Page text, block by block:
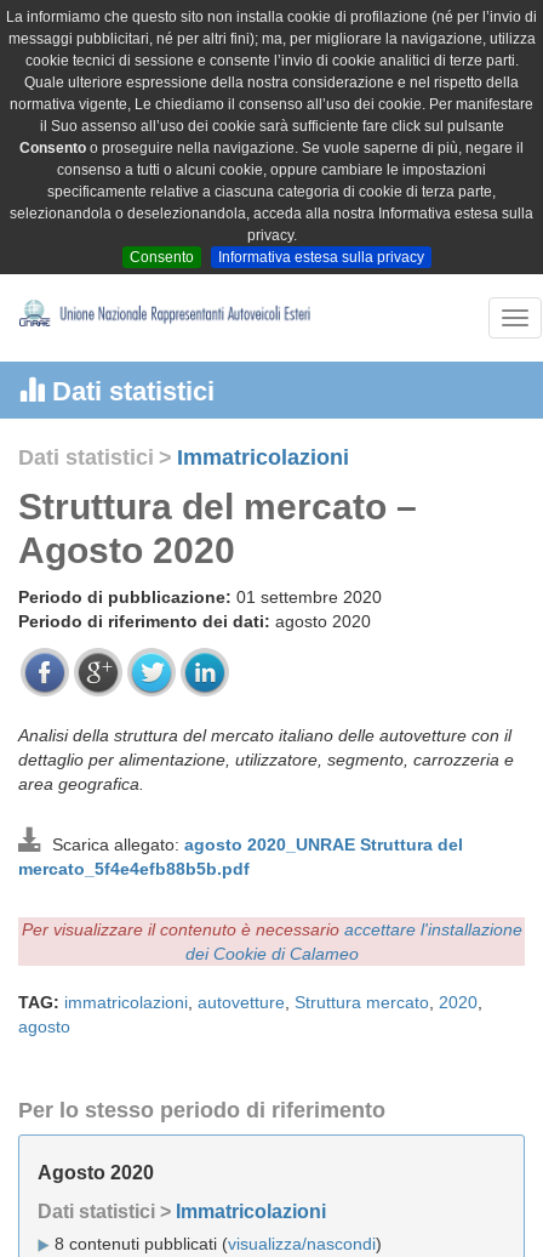
La informiamo che questo sito non installa cookie di profilazione (né per l’invio di
messaggi pubblicitari, né per altri fini); ma, per migliorare la navigazione, utilizza
cookie tecnici di sessione e consente l’invio di cookie analitici di terze parti.
Quale ulteriore espressione della nostra considerazione e nel rispetto della
normativa vigente, Le chiediamo il consenso all’uso dei cookie. Per manifestare
il Suo assenso all’uso dei cookie sarà sufficiente fare click sul pulsante
Consento o proseguire nella navigazione. Se vuole saperne di più, negare il
consenso a tutti o alcuni cookie, oppure cambiare le impostazioni
specificamente relative a ciascuna categoria di cookie di terza parte,
selezionandola o deselezionandola, acceda alla nostra Informativa estesa sulla
privacy.
Consento
Informativa estesa sulla privacy
Dati statistici
Dati statistici > Immatricolazioni
Struttura del mercato –
Agosto 2020
Periodo di pubblicazione: 01 settembre 2020
Periodo di riferimento dei dati: agosto 2020
Analisi della struttura del mercato italiano delle autovetture con il
dettaglio per alimentazione, utilizzatore, segmento, carrozzeria e
area geografica.
Scarica allegato: agosto 2020_UNRAE Struttura del
mercato_5f4e4efb88b5b.pdf
Per visualizzare il contenuto è necessario accettare l'installazione
dei Cookie di Calameo
TAG: immatricolazioni autovetture Struttura mercato 2020
agosto
Per lo stesso periodo di riferimento
Agosto 2020
Dati statistici > Immatricolazioni
8 contenuti pubblicati (visualizza/nascondi)